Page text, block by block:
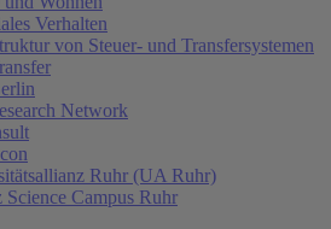
Verhalten
von Steuer- und Transfersystemen
Network
Ruhr (UA Ruhr)
Science Campus Ruhr